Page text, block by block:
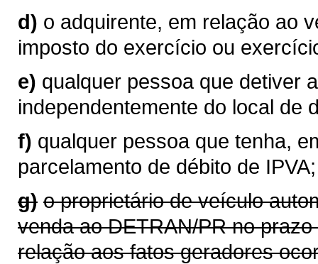
d) o adquirente, em relação ao
imposto do exercício ou
e) qualquer pessoa que detiver
independentemente do local de
f) qualquer pessoa que tenha,
parcelamento de débito de IPVA;
g) o proprietário de veículo
venda ao DETRAN/PR no
relação aos fatos geradores